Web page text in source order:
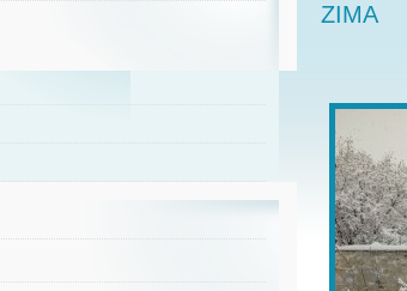
ZIMA